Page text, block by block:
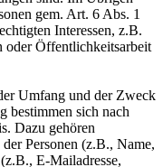
gem. Art. 6 Abs. 1
Interessen, z.B.
oder Öffentlichkeitsarbeit
Umfang und der Zweck
bestimmen sich nach
Dazu gehören
Personen (z.B., Name,
E-Mailadresse,